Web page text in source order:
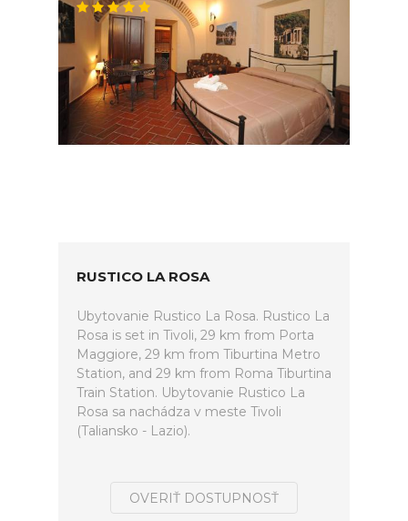
RUSTICO LA ROSA
Ubytovanie Rustico La Rosa. Rustico La
Rosa is set in Tivoli, 29 km from Porta
Maggiore, 29 km from Tiburtina Metro
Station, and 29 km from Roma Tiburtina
Train Station. Ubytovanie Rustico La
Rosa sa nachádza v meste Tivoli
(Taliansko - Lazio).
OVERIŤ DOSTUPNOSŤ